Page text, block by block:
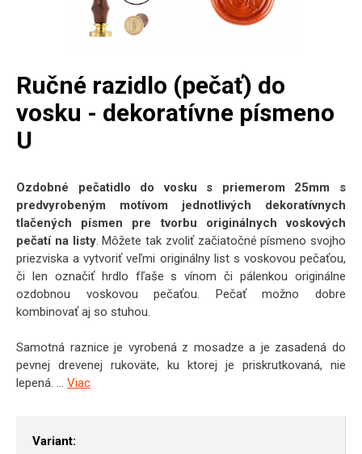
Ručné razidlo (pečať) do
vosku - dekoratívne písmeno
U
Ozdobné pečatidlo do vosku s priemerom 25mm s
predvyrobeným motívom jednotlivých dekoratívnych
tlačených písmen pre tvorbu originálnych voskových
pečatí na listy. Môžete tak zvoliť začiatočné písmeno svojho
priezviska a vytvoriť veľmi originálny list s voskovou pečaťou,
či len označiť hrdlo fľaše s vínom či pálenkou originálne
ozdobnou voskovou pečaťou. Pečať možno dobre
kombinovať aj so stuhou.
Samotná raznice je vyrobená z mosadze a je zasadená do
pevnej drevenej rukoväte, ku ktorej je priskrutkovaná, nie
lepená. ... Viac
Variant: